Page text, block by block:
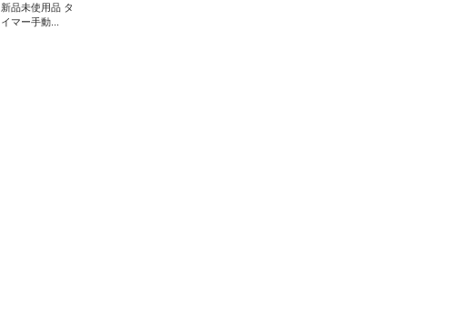
新品未使用品 タ
イマー手動...